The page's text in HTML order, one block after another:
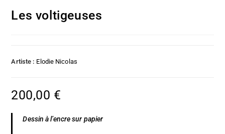
Les voltigeuses
Artiste : Elodie Nicolas
200,00 €
Dessin à l’encre sur papier